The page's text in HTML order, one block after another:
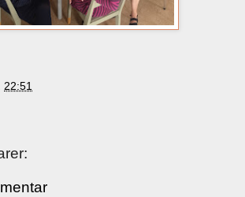
22:51